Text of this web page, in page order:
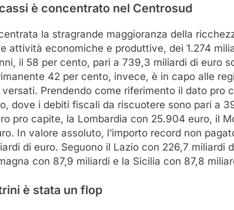
è concentrato nel Centrosud
la stragrande maggioranza della
attività economiche e produttive, dei 1.274
il 58 per cento, pari a 739,3 miliardi di euro
42 per cento, invece, è in capo alle
versati. Prendendo come riferimento il dato pro
dove i debiti fiscali da riscuotere sono pari a
pro capite, la Lombardia con 25.904 euro, il
In valore assoluto, l’importo record non
di euro. Seguono il Lazio con 226,7 miliardi
con 87,9 miliardi e la Sicilia con 87,8
è stata un flop